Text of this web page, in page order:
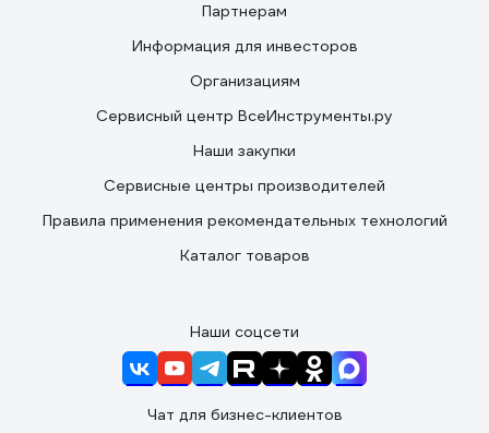
Партнерам
Информация для инвесторов
Организациям
Сервисный центр ВсеИнструменты.ру
Наши закупки
Сервисные центры производителей
Правила применения рекомендательных технологий
Каталог товаров
Наши соцсети
Чат для бизнес-клиентов